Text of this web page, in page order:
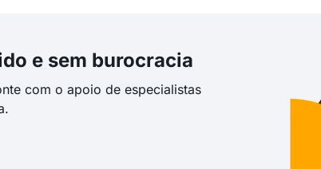
e sem burocracia
com o apoio de especialistas